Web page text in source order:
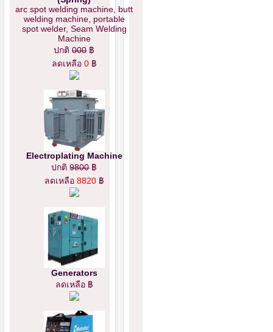
arc spot welding machine, butt
welding machine, portable
spot welder, Seam Welding
Machine
ปกติ000฿
ลดเหลือ 0 ฿
Electroplating Machine
ปกติ9800฿
ลดเหลือ 8820 ฿
Generators
ลดเหลือ ฿